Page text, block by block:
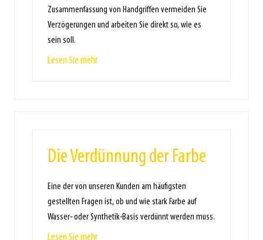
Zusammenfassung von Handgriffen vermeiden Sie
Verzögerungen und arbeiten Sie direkt so, wie es
sein soll.
Lesen Sie mehr
Die Verdünnung der Farbe
Eine der von unseren Kunden am häufigsten
gestellten Fragen ist, ob und wie stark Farbe auf
Wasser- oder Synthetik-Basis verdünnt werden muss.
Lesen Sie mehr